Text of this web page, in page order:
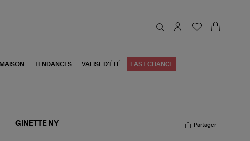
MAISON TENDANCES VALISE D'ÉTÉ LAST CHANCE
GINETTE NY Partager